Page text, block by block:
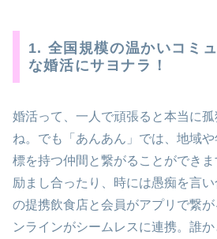
1. 全国規模の温かいコミ
な婚活にサヨナラ！
婚活って、一人で頑張ると本当に
ね。でも「あんあん」では、地域
標を持つ仲間と繋がることができま
励まし合ったり、時には愚痴を言
の提携飲食店と会員がアプリで繋
ンラインがシームレスに連携。誰